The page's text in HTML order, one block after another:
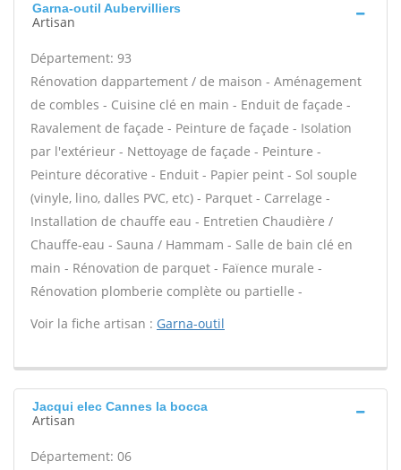
Garna-outil Aubervilliers
Artisan
Département: 93
Rénovation dappartement / de maison - Aménagement
de combles - Cuisine clé en main - Enduit de façade -
Ravalement de façade - Peinture de façade - Isolation
par l'extérieur - Nettoyage de façade - Peinture -
Peinture décorative - Enduit - Papier peint - Sol souple
(vinyle, lino, dalles PVC, etc) - Parquet - Carrelage -
Installation de chauffe eau - Entretien Chaudière /
Chauffe-eau - Sauna / Hammam - Salle de bain clé en
main - Rénovation de parquet - Faïence murale -
Rénovation plomberie complète ou partielle -
Voir la fiche artisan : Garna-outil
Jacqui elec Cannes la bocca
Artisan
Département: 06